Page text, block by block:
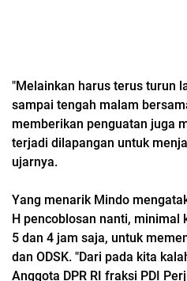
"Melainkan harus terus turun
sampai tengah malam
memberikan penguatan juga
terjadi dilapangan untuk
ujarnya.
Yang menarik Mindo
H pencoblosan nanti, minimal
5 dan 4 jam saja, untuk
dan ODSK. "Dari pada kita
Anggota DPR RI fraksi PDI